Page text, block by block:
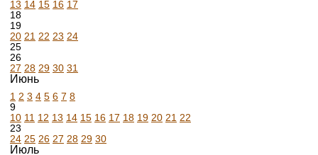
13 14 15 16 17
18
19
20 21 22 23 24
25
26
27 28 29 30 31
Июнь
1 2 3 4 5 6 7 8
9
10 11 12 13 14 15 16 17 18 19 20 21 22
23
24 25 26 27 28 29 30
Июль